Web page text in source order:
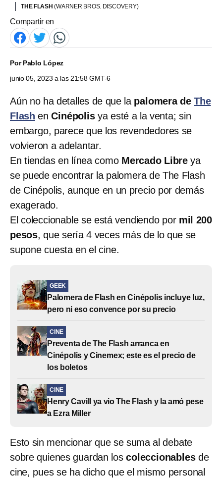
THE FLASH(WARNER BROS. DISCOVERY)
Compartir en
PorPablo López
junio 05, 2023 a las 21:58 GMT-6
Aún no ha detalles de que la palomera deThe
Flash enCinépolisya esté a la venta; sin
embargo, parece que los revendedores se
volvieron a adelantar.
En tiendas en línea como Mercado Libre ya
se puede encontrar la palomera de The Flash
de Cinépolis, aunque en un precio por demás
exagerado.
El coleccionable se está vendiendo por mil 200
pesos, que sería 4 veces más de lo que se
supone cuesta en el cine.
GEEK
Palomera de Flash en Cinépolis incluye luz,
pero ni eso convence por su precio
CINE
Preventa de The Flash arranca en
Cinépolis y Cinemex; este es el precio de
los boletos
CINE
Henry Cavill ya vio The Flash y la amó pese
a Ezra Miller
Esto sin mencionar que se suma al debate
sobre quienes guardan loscoleccionables de
cine, pues se ha dicho que el mismo personal